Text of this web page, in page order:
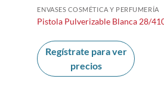
ENVASES COSMÉTICA Y PERFUMERÍA
Pistola Pulverizable Blanca 28/
Regístrate para ver
precios